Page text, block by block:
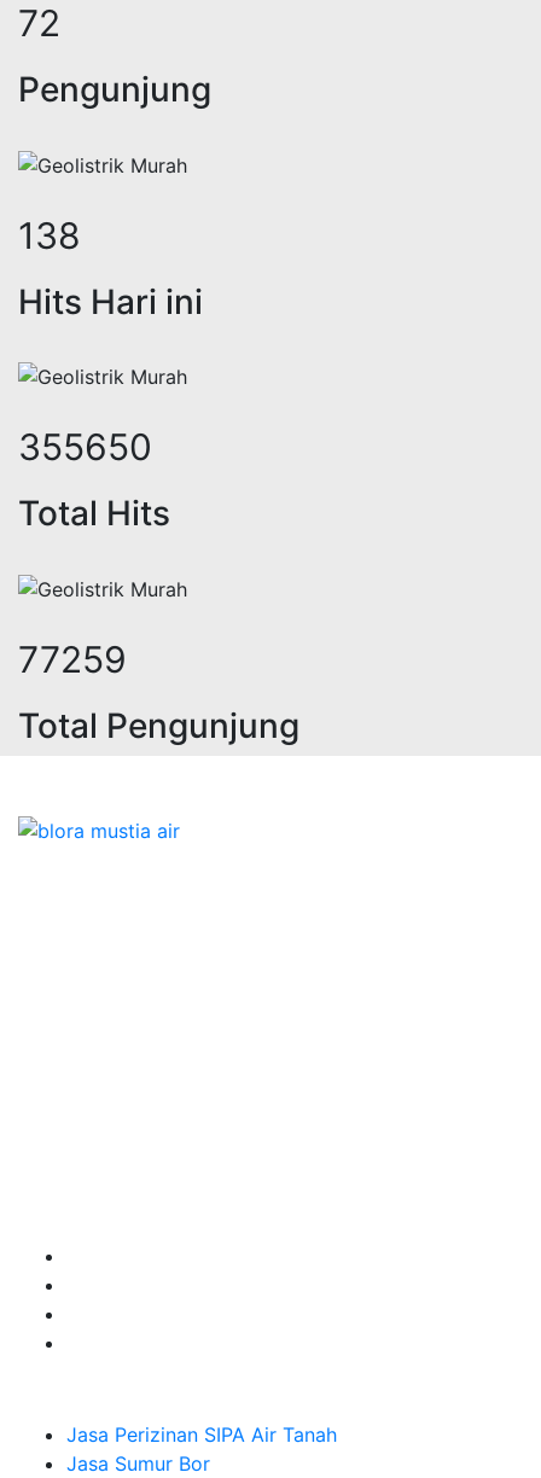
91
Pengunjung
173
Hits Hari ini
449541
Total Hits
98047
Total Pengunjung
Jasa Perizinan SIPA Air Tanah
Jasa Sumur Bor